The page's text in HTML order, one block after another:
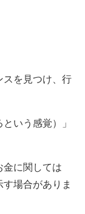
スを見つけ、行
いう感覚）」
金に関しては
す場合がありま